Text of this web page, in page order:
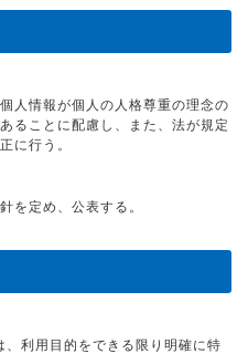
人情報が個人の人格尊重の理念の
ることに配慮し、また、法が規定
に行う。
を定め、公表する。
利用目的をできる限り明確に特